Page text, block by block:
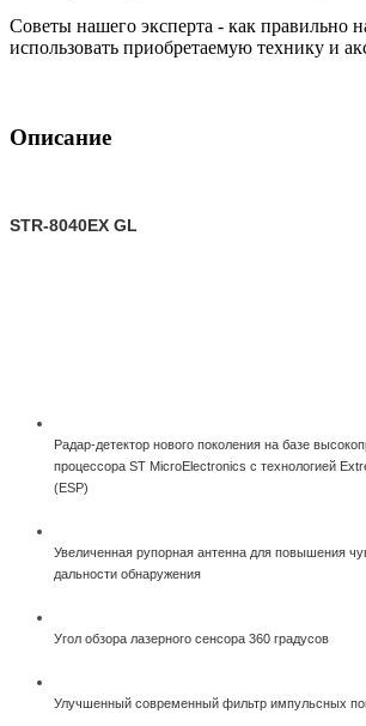
Советы нашего эксперта - как правильно
использовать приобретаемую технику и
Описание
STR-8040EX GL
Радар-детектор нового поколения на базе
процессора ST MicroElectronics с технологией
(ESP)
Увеличенная рупорная антенна для повышения
дальности обнаружения
Угол обзора лазерного сенсора 360 градусов
Улучшенный современный фильтр импульсных